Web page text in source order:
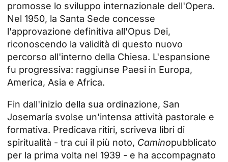
promosse lo sviluppo internazionale dell'Opera.
Nel 1950, la Santa Sede concesse
l'approvazione definitiva all'Opus Dei,
riconoscendo la validità di questo nuovo
percorso all'interno della Chiesa. L'espansione
fu progressiva: raggiunse Paesi in Europa,
America, Asia e Africa.
Fin dall'inizio della sua ordinazione, San
Josemaría svolse un'intensa attività pastorale e
formativa. Predicava ritiri, scriveva libri di
spiritualità - tra cui il più noto, Caminopubblicato
per la prima volta nel 1939 - e ha accompagnato